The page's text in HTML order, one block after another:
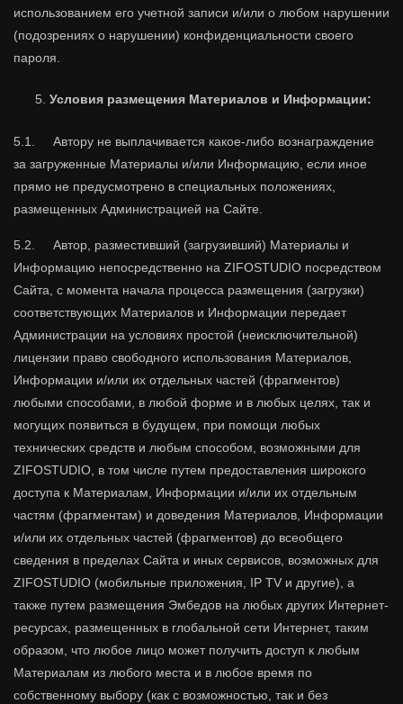
использованием его учетной записи и/или о любом нарушении
(подозрениях о нарушении) конфиденциальности своего
пароля.
Условия размещения Материалов и Информации:
5.1. Автору не выплачивается какое-либо вознаграждение
за загруженные Материалы и/или Информацию, если иное
прямо не предусмотрено в специальных положениях,
размещенных Администрацией на Сайте.
5.2. Автор, разместивший (загрузивший) Материалы и
Информацию непосредственно на ZIFOSTUDIO посредством
Сайта, с момента начала процесса размещения (загрузки)
соответствующих Материалов и Информации передает
Администрации на условиях простой (неисключительной)
лицензии право свободного использования Материалов,
Информации и/или их отдельных частей (фрагментов)
любыми способами, в любой форме и в любых целях, так и
могущих появиться в будущем, при помощи любых
технических средств и любым способом, возможными для
ZIFOSTUDIO, в том числе путем предоставления широкого
доступа к Материалам, Информации и/или их отдельным
частям (фрагментам) и доведения Материалов, Информации
и/или их отдельных частей (фрагментов) до всеобщего
сведения в пределах Сайта и иных сервисов, возможных для
ZIFOSTUDIO (мобильные приложения, IP TV и другие), а
также путем размещения Эмбедов на любых других Интернет-
ресурсах, размещенных в глобальной сети Интернет, таким
образом, что любое лицо может получить доступ к любым
Материалам из любого места и в любое время по
собственному выбору (как с возможностью, так и без